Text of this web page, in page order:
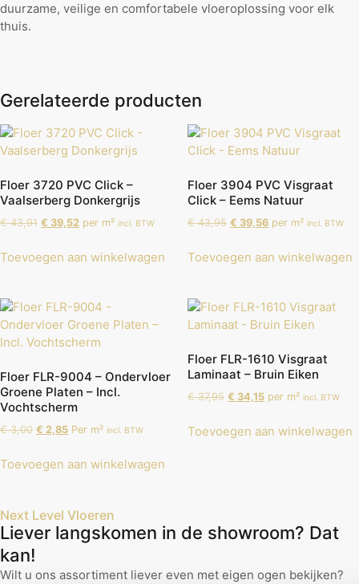
duurzame, veilige en comfortabele vloeroplossing voor elk
thuis.
Gerelateerde producten
Floer 3720 PVC Click –
Vaalserberg Donkergrijs
€43,91 € 39,52 per m² incl. BTW
Toevoegen aan winkelwagen
Floer 3904 PVC Visgraat
Click – Eems Natuur
€43,95 € 39,56 per m² incl. BTW
Toevoegen aan winkelwagen
Floer FLR-9004 – Ondervloer
Groene Platen – Incl.
Vochtscherm
€3,00 € 2,85 Per m² incl. BTW
Toevoegen aan winkelwagen
Floer FLR-1610 Visgraat
Laminaat – Bruin Eiken
€37,95 € 34,15 per m² incl. BTW
Toevoegen aan winkelwagen
Next Level Vloeren
Liever langskomen in de showroom? Dat
kan!
Wilt u ons assortiment liever even met eigen ogen bekijken?